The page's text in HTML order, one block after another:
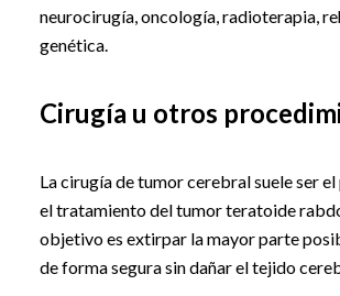
neurocirugía, oncología, radioterapia,
genética.
Cirugía u otros
La cirugía de tumor cerebral suele ser
el tratamiento del tumor teratoide
objetivo es extirpar la mayor parte
de forma segura sin dañar el tejido